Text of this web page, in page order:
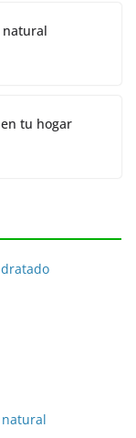
natural
tu hogar